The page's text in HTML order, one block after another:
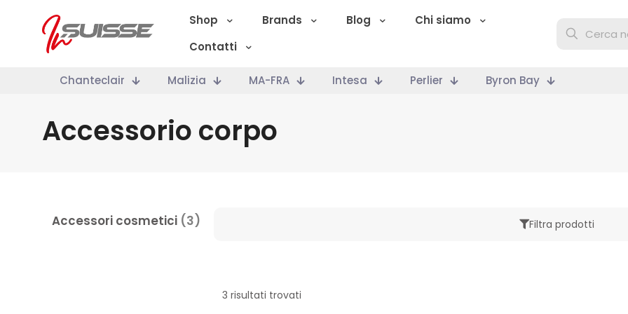
Shop Brands Blog
Chi siamo
Contatti
Chanteclair Malizia MA-FRA Intesa Perlier Byron Bay
Accessorio corpo
Accessori cosmetici (3) Filtra prodotti
Categoria
3 risultati trovati